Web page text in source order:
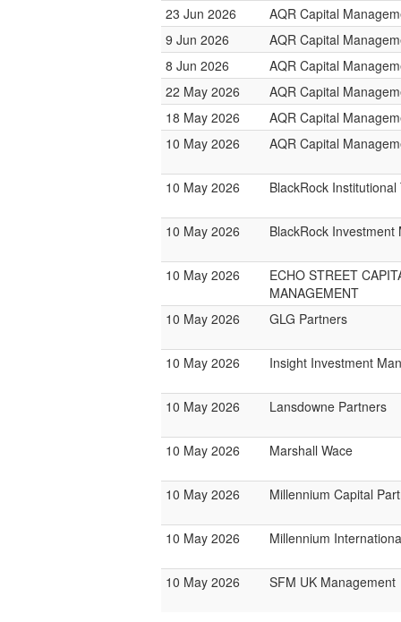
23 Jun 2026
AQR Capital
9 Jun 2026
AQR Capital
8 Jun 2026
AQR Capital
22 May 2026
AQR Capital
18 May 2026
AQR Capital
10 May 2026
AQR Capital
10 May 2026 BlackRock
10 May 2026 BlackRock Investment
10 May 2026
ECHO STREET
MANAGEMENT
10 May 2026
GLG Partners
10 May 2026 Insight Investment
10 May 2026 Lansdowne Partners
10 May 2026 Marshall Wace
10 May 2026 Millennium Capital
10 May 2026 Millennium
10 May 2026 SFM UK Management